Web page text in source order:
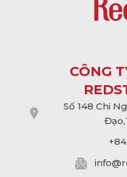
CÔNG
Số 148 Chi
info@